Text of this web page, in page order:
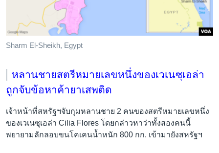
Sharm El-Sheikh, Egypt
หลานชายสตรีหมายเลขหนึ่งของเวเนซุเอล่า
ถูกจับข้อหาค้ายาเสพติด
เจ้าหน้าที่สหรัฐฯจับกุมหลานชาย 2 คนของสตรีหมายเลขหนึ่ง
ของเวเนซุเอล่า Cilia Flores โดยกล่าวหาว่าทั้งสองคนนี้
พยายามลักลอบขนโคเคนน้ำหนัก 800 กก. เข้ามายังสหรัฐฯ